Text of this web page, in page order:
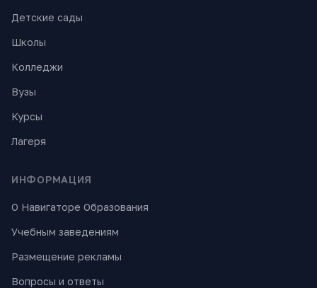
Детские сады
Школы
Колледжи
Вузы
Курсы
Лагеря
ИНФОРМАЦИЯ
О Навигаторе Образования
Учебным заведениям
Размещение рекламы
Вопросы и ответы